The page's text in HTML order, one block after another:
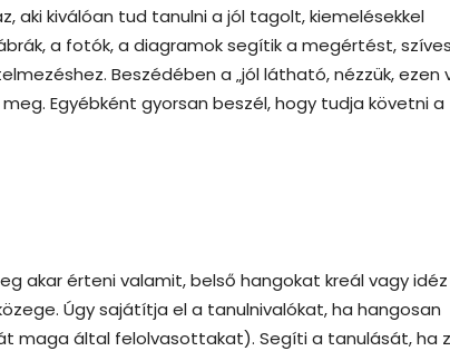
aki kiválóan tud tanulni a jól tagolt, kiemelésekkel
a fotók, a diagramok segítik a megértést,
Beszédében a „jól látható, nézzük, ezen
Egyébként gyorsan beszél, hogy tudja követni a
akar érteni valamit, belső hangokat kreál vagy
Úgy sajátítja el a tanulnivalókat, ha hangosan
maga által felolvasottakat). Segíti a tanulását, ha